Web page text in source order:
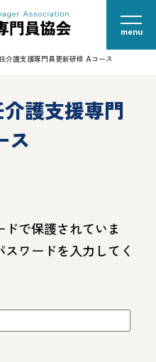
menu
護支援専門員更新研修 Aコース
護支援専門
ス
ドで保護されていま
ワードを入力してく